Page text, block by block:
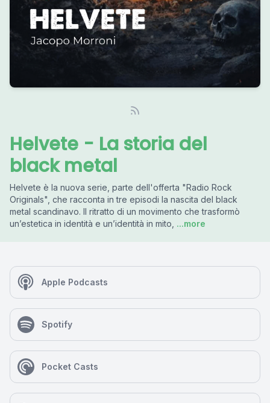
Helvete - La storia del
black metal
Helvete è la nuova serie, parte dell'offerta "Radio Rock
Originals", che racconta in tre episodi la nascita del black
metal scandinavo. Il ritratto di un movimento che trasformò
un’estetica in identità e un’identità in mito, ...more
Apple Podcasts
Spotify
Pocket Casts